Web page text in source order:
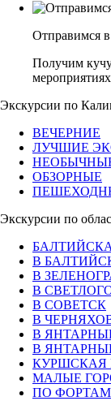
Отправимся
Получим
Экскурсии по
ВЕЧЕРНИЕ
ЛУЧШИЕ
ОБЗОРНЫЕ
Экскурсии по
В
В
В
В СОВЕТСК
В
В
В
КУРШСКАЯ
МАЛЫЕ
ПО ФОРТАМ